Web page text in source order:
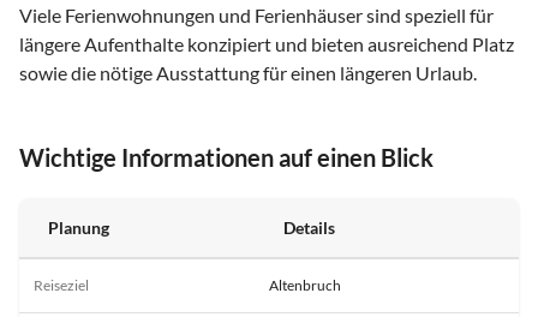
Viele Ferienwohnungen und Ferienhäuser sind speziell für
längere Aufenthalte konzipiert und bieten ausreichend Platz
sowie die nötige Ausstattung für einen längeren Urlaub.
Wichtige Informationen auf einen Blick
Planung Details
Reiseziel Altenbruch